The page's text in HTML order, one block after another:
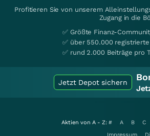
Profitieren Sie von unserem
Zugang in die
✅ Größte Finanz-
✅ über 550.000
✅ rund 2.000 Beiträge pro
Jetzt Depot sichern
Aktien von A - Z: # A B C